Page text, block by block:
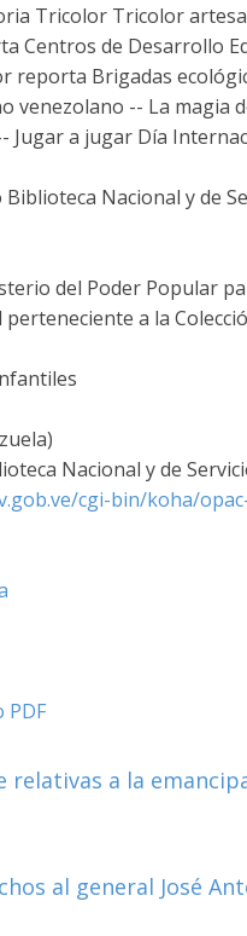
Tricolor Tricolor
Centros de Desarrollo
Brigadas
venezolano -- La magia
Jugar a jugar Día
Nacional y de
del Poder Popular
a la
Nacional y de
cgi-bin/koha/
PDF
relativas a la
al general José